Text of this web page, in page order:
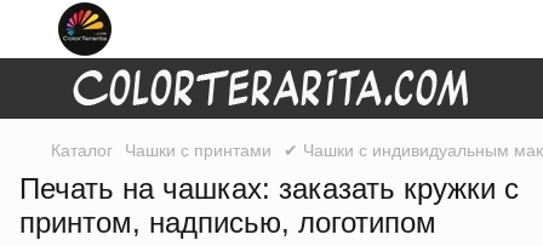
Каталог Чашки с принтами ✔ Чашки с индивидуальным
Печать на чашках: заказать кружки с
принтом, надписью, логотипом